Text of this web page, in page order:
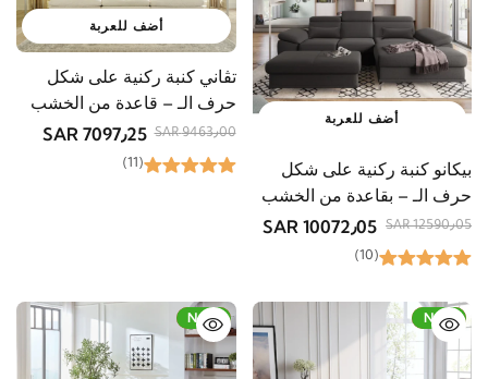
أضف للعربة
بيكانو كنبة ركنية على شكل
حرف الـ – بقاعدة من الخشب
الطبيعي
12590٫05 SAR 10072٫05 SAR
(10)
أضف للعربة
تڤاني كنبة ركنية على شكل
حرف الـ – قاعدة من الخشب
الطبيعي
9463٫00 SAR 7097٫25 SAR
(11)
-23%
New
-15%
New